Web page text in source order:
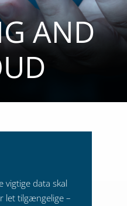
AND
vigtige data skal
let tilgængelige –